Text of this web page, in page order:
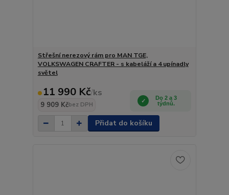
Střešní nerezový rám pro MAN TGE,
VOLKSWAGEN CRAFTER - s kabeláží a 4 upínadly
světel
11 990 Kč/ks
9 909 Kčbez DPH
Do 2 a 3
týdnů.
Přidat do košíku